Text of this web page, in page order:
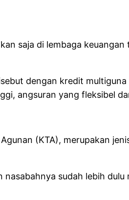
saja di lembaga
dengan kredit
angsuran yang fleksibel
(KTA), merupakan
sudah lebih